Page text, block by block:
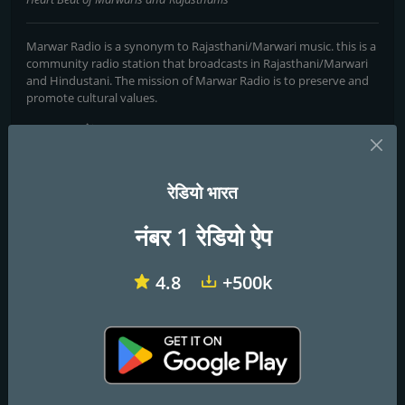
Marwar Radio is a synonym to Rajasthani/Marwari music. this is a
community radio station that broadcasts in Rajasthani/Marwari
and Hindustani. The mission of Marwar Radio is to preserve and
promote cultural values.
FM तानों
शैली द्वारा खोजें
रेडियो भारत
नंबर 1 रेडियो ऐप
4.8 +500k